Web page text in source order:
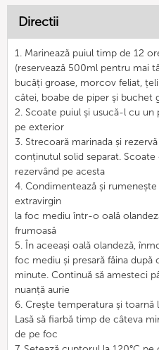
Directii
1. Marinează puiul timp de 12
(reservează 500ml pentru mai
bucăți groase, morcov feliat,
câtei, boabe de piper și buchet
2. Scoate puiul și usucă-l cu
pe exterior
3. Strecoară marinada și
conținutul solid separat.
rezervând pe acesta
4. Condimentează și
extravirgin
la foc mediu într-o oală
frumoasă
5. În aceeași oală olandeză,
foc mediu și presară făina după
minute. Continuă să amesteci
nuanță aurie
6. Crește temperatura și toarnă
Lasă să fiarbă timp de câteva
de pe foc